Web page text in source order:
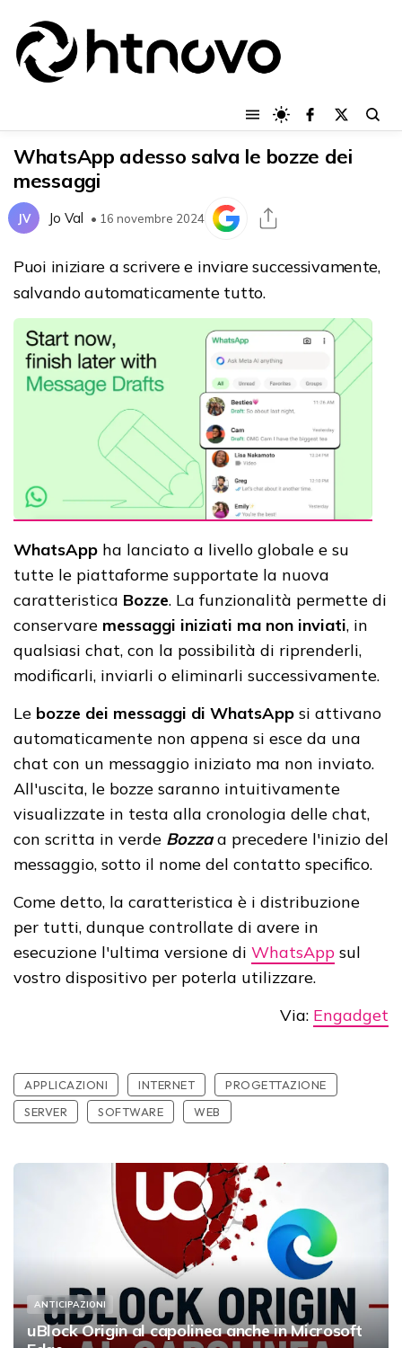
WhatsApp adesso salva le bozze dei
messaggi
JV Jo Val • 16 novembre 2024
Puoi iniziare a scrivere e inviare successivamente,
salvando automaticamente tutto.
WhatsApp ha lanciato a livello globale e su
tutte le piattaforme supportate la nuova
caratteristica Bozze. La funzionalità permette di
conservare messaggi iniziati ma non inviati, in
qualsiasi chat, con la possibilità di riprenderli,
modificarli, inviarli o eliminarli successivamente.
Le bozze dei messaggi di WhatsApp si attivano
automaticamente non appena si esce da una
chat con un messaggio iniziato ma non inviato.
All'uscita, le bozze saranno intuitivamente
visualizzate in testa alla cronologia delle chat,
con scritta in verde Bozzaa precedere l'inizio del
messaggio, sotto il nome del contatto specifico.
Come detto, la caratteristica è i distribuzione
per tutti, dunque controllate di avere in
esecuzione l'ultima versione di WhatsApp sul
vostro dispositivo per poterla utilizzare.
Via: Engadget
APPLICAZIONI INTERNET
PROGETTAZIONE
SERVER
SOFTWARE WEB
ANTICIPAZIONI
uBlock Origin al capolinea anche in Microsoft